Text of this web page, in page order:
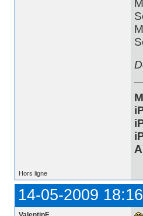
Hors ligne
14-05-2009